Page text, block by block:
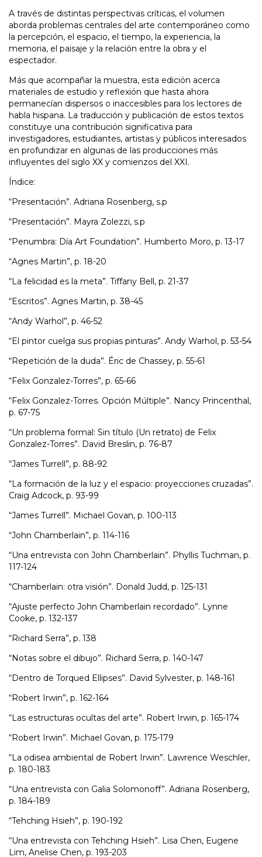
A través de distintas perspectivas críticas, el volumen
aborda problemas centrales del arte contemporáneo como
la percepción, el espacio, el tiempo, la experiencia, la
memoria, el paisaje y la relación entre la obra y el
espectador.
Más que acompañar la muestra, esta edición acerca
materiales de estudio y reflexión que hasta ahora
permanecían dispersos o inaccesibles para los lectores de
habla hispana. La traducción y publicación de estos textos
constituye una contribución significativa para
investigadores, estudiantes, artistas y públicos interesados
en profundizar en algunas de las producciones más
influyentes del siglo XX y comienzos del XXI.
Índice:
“Presentación”. Adriana Rosenberg, s.p
“Presentación”. Mayra Zolezzi, s.p
“Penumbra: Día Art Foundation”. Humberto Moro, p. 13-17
“Agnes Martin”, p. 18-20
“La felicidad es la meta”. Tiffany Bell, p. 21-37
“Escritos”. Agnes Martin, p. 38-45
“Andy Warhol”, p. 46-52
“El pintor cuelga sus propias pinturas”. Andy Warhol, p. 53-54
“Repetición de la duda”. Éric de Chassey, p. 55-61
“Felix Gonzalez-Torres”, p. 65-66
“Felix Gonzalez-Torres. Opción Múltiple”. Nancy Princenthal,
p. 67-75
“Un problema formal: Sin título (Un retrato) de Felix
Gonzalez-Torres”. David Breslin, p. 76-87
“James Turrell”, p. 88-92
“La formación de la luz y el espacio: proyecciones cruzadas”.
Craig Adcock, p. 93-99
“James Turrell”. Michael Govan, p. 100-113
“John Chamberlain”, p. 114-116
“Una entrevista con John Chamberlain”. Phyllis Tuchman, p.
117-124
“Chamberlain: otra visión”. Donald Judd, p. 125-131
“Ajuste perfecto John Chamberlain recordado”. Lynne
Cooke, p. 132-137
“Richard Serra”, p. 138
“Notas sobre el dibujo”. Richard Serra, p. 140-147
“Dentro de Torqued Ellipses”. David Sylvester, p. 148-161
“Robert Irwin”, p. 162-164
“Las estructuras ocultas del arte”. Robert Irwin, p. 165-174
“Robert Irwin”. Michael Govan, p. 175-179
“La odisea ambiental de Robert Irwin”. Lawrence Weschler,
p. 180-183
“Una entrevista con Galia Solomonoff”. Adriana Rosenberg,
p. 184-189
“Tehching Hsieh”, p. 190-192
“Una entrevista con Tehching Hsieh”. Lisa Chen, Eugene
Lim, Anelise Chen, p. 193-203